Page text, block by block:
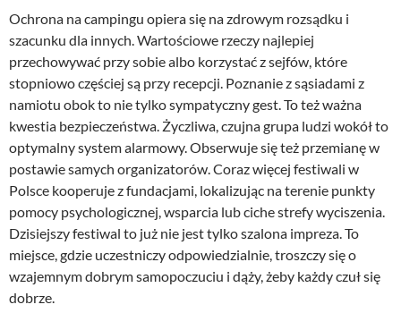
Ochrona na campingu opiera się na zdrowym rozsądku i
szacunku dla innych. Wartościowe rzeczy najlepiej
przechowywać przy sobie albo korzystać z sejfów, które
stopniowo częściej są przy recepcji. Poznanie z sąsiadami z
namiotu obok to nie tylko sympatyczny gest. To też ważna
kwestia bezpieczeństwa. Życzliwa, czujna grupa ludzi wokół to
optymalny system alarmowy. Obserwuje się też przemianę w
postawie samych organizatorów. Coraz więcej festiwali w
Polsce kooperuje z fundacjami, lokalizując na terenie punkty
pomocy psychologicznej, wsparcia lub ciche strefy wyciszenia.
Dzisiejszy festiwal to już nie jest tylko szalona impreza. To
miejsce, gdzie uczestniczy odpowiedzialnie, troszczy się o
wzajemnym dobrym samopoczuciu i dąży, żeby każdy czuł się
dobrze.